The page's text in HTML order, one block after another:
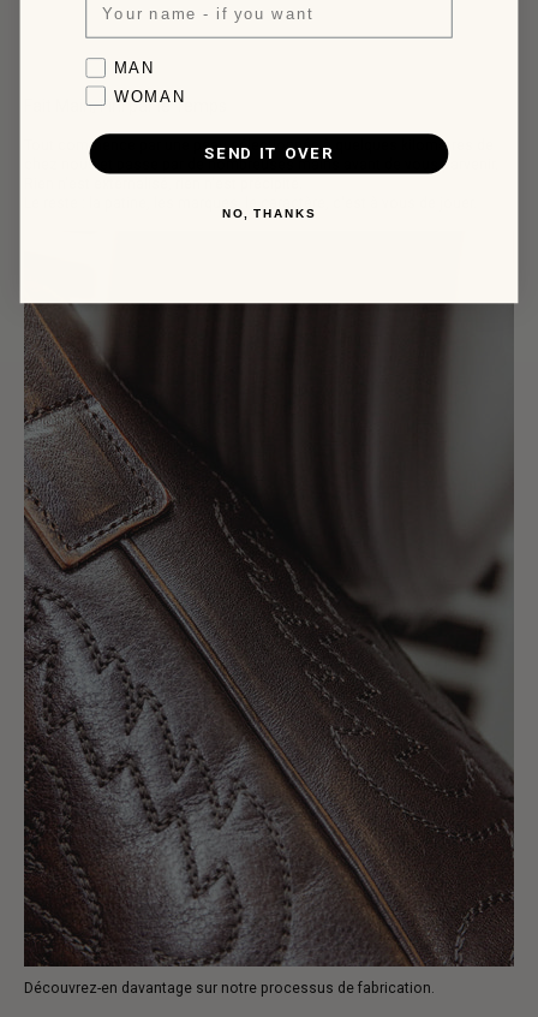
n'hésitez pas à nous contacter par e-mail.
Fait Main, Fini par le Temps
Tout commence par une peau sélectionnée à quelques kilomètres de
chez nous et passe par de nombreuses mains avant de vous parvenir.
Découvrez-en davantage sur notre processus de fabrication.
Favorite collection
MAN
WOMAN
SEND IT OVER
NO, THANKS